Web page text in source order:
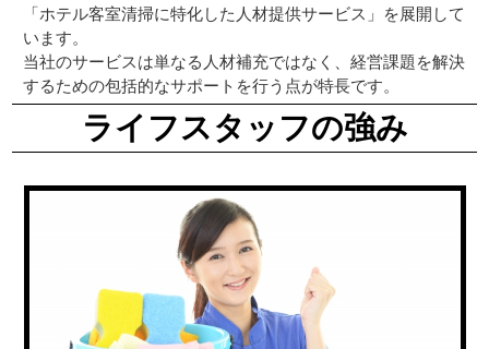
「ホテル客室清掃に特化した人材提供サービス」を展開して
います。
当社のサービスは単なる人材補充ではなく、経営課題を解決
するための包括的なサポートを行う点が特長です。
ライフスタッフの強み